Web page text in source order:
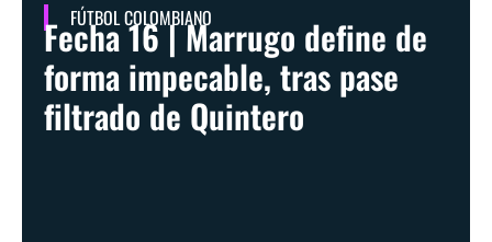
FÚTBOL COLOMBIANO
Fecha 16 | Marrugo define de
forma impecable, tras pase
filtrado de Quintero